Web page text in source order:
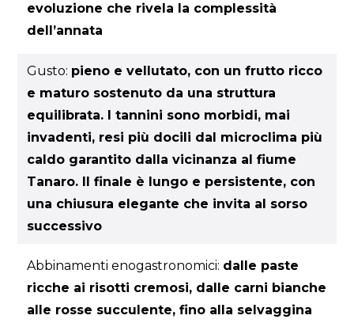
evoluzione che rivela la complessità
dell’annata
Gusto: pieno e vellutato, con un frutto ricco
e maturo sostenuto da una struttura
equilibrata. I tannini sono morbidi, mai
invadenti, resi più docili dal microclima più
caldo garantito dalla vicinanza al fiume
Tanaro. Il finale è lungo e persistente, con
una chiusura elegante che invita al sorso
successivo
Abbinamenti enogastronomici: dalle paste
ricche ai risotti cremosi, dalle carni bianche
alle rosse succulente, fino alla selvaggina